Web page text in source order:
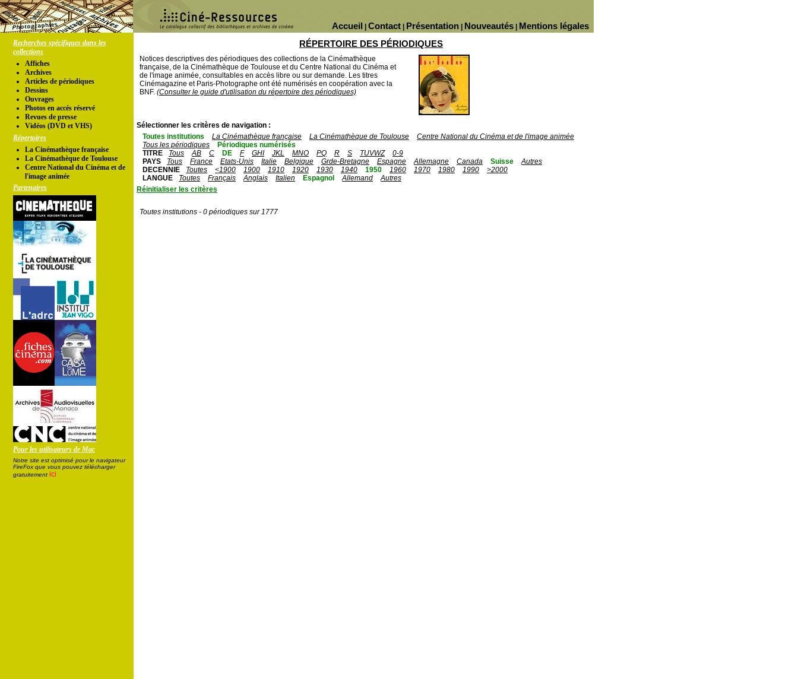
Mentions légales
Nouveautés
Présentation
Contact
Accueil
Recherches spécifiques dans les
collections
Affiches
Archives
Articles de périodiques
Dessins
Ouvrages
Photos en accés réservé
Revues de presse
Vidéos (DVD et VHS)
Répertoires
La Cinémathèque française
La Cinémathèque de Toulouse
Centre National du Cinéma et de
l'image animée
Partenaires
Pour les utilisateurs de Mac
Notre site est optimisé pour le navigateur
FireFox que vous pouvez télécharger
gratuitement ici
RÉPERTOIRE DES PÉRIODIQUES
Notices descriptives des périodiques des collections de la Cinémathèque
française, de la Cinémathèque de Toulouse et du Centre National du Cinéma et
de l'image animée, consultables en accès libre ou sur demande. Les titres
Cinémagazine et Paris-Photographe ont été numérisés en coopération avec la
BNF. (Consulter le guide d'utilisation du répertoire des périodiques)
Sélectionner les critères de navigation :
Toutes institutions
La Cinémathèque française La Cinémathèque de Toulouse
Centre National du Cinéma et de l'image animée
Tous les périodiques
Périodiques numérisés
TITRE
Tous AB C DE F GHI JKL MNO PQ R S TUVWZ
0-9
PAYS
Tous France Etats-Unis Italie Belgique Grde-Bretagne Espagne Allemagne Canada Suisse
Autres
DECENNIE
Toutes <1900 1900 1910 1920 1930 1940 1950 1960 1970 1980 1990
>2000
LANGUE
Toutes Français Anglais Italien Espagnol Allemand
Autres
Réinitialiser les critères
Toutes institutions - 0 périodiques sur 1777